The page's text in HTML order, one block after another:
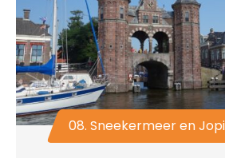
08. Sneekermeer en